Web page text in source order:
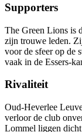
Supporters
The Green Lions is
zijn trouwe leden.
voor de sfeer op de
vaak in de Essers-
Rivaliteit
Oud-Heverlee
verloor de club
Lommel liggen